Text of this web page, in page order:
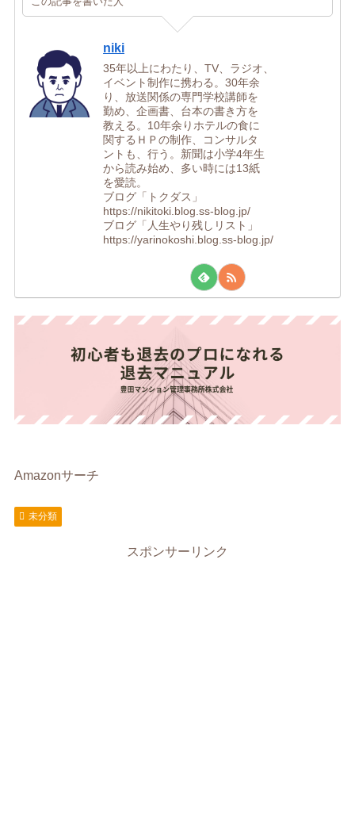
niki
35年以上にわたり、TV、ラジオ、
イベント制作に携わる。30年余
り、放送関係の専門学校講師を
勤め、企画書、台本の書き方を
教える。10年余りホテルの食に
関するＨＰの制作、コンサルタ
ントも、行う。新聞は小学4年生
から読み始め、多い時には13紙
を愛読。
ブログ「トクダス」
https://nikitoki.blog.ss-blog.jp/
ブログ「人生やり残しリスト」
https://yarinokoshi.blog.ss-blog.jp/
Amazonサーチ
未分類
スポンサーリンク